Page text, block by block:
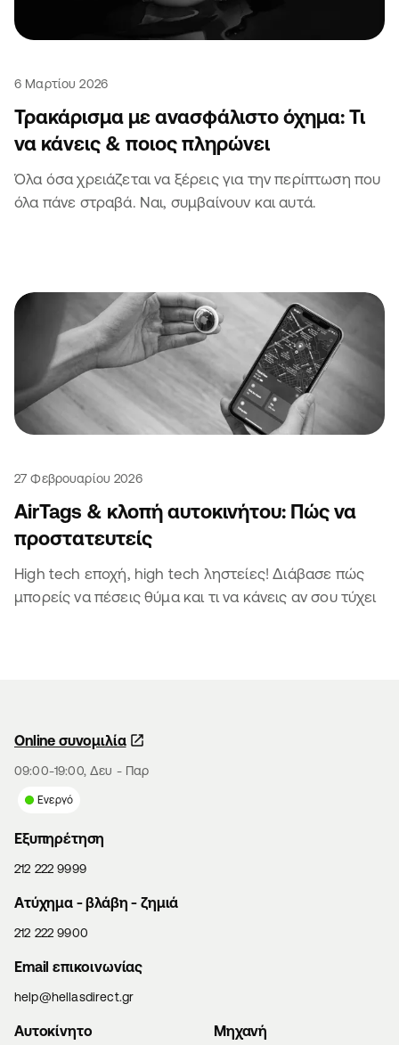
6 Μαρτίου 2026
Τρακάρισμα με ανασφάλιστο όχημα: Τι
να κάνεις & ποιος πληρώνει
Όλα όσα χρειάζεται να ξέρεις για την περίπτωση που
όλα πάνε στραβά. Ναι, συμβαίνουν και αυτά.
27 Φεβρουαρίου 2026
AirTags & κλοπή αυτοκινήτου: Πώς να
προστατευτείς
High tech εποχή, high tech ληστείες! Διάβασε πώς
μπορείς να πέσεις θύμα και τι να κάνεις αν σου τύχει
Online συνομιλία
09:00-19:00, Δευ - Παρ
Ενεργό
Εξυπηρέτηση
212 222 9999
Aτύχημα - βλάβη - ζημιά
212 222 9900
Email επικοινωνίας
help@hellasdirect.gr
Αυτοκίνητο Μηχανή